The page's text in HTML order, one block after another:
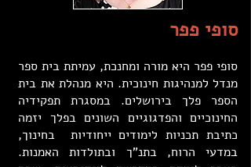
סופי פפר
סופי פפר היא מורה ומחנכת, עמיתת בית ספר
מנדל למנהיגות חינוכית. היא מנהלת את בית
הספר פלך בירושלים. במסגרת תפקידיה
החינוכיים והפדגוגיים השונים בפלך יזמה
כתיבת תכניות לימודים ייחודיות בחינוך,
במדעי הרוח, בתנ"ך ובתולדות האמנות.